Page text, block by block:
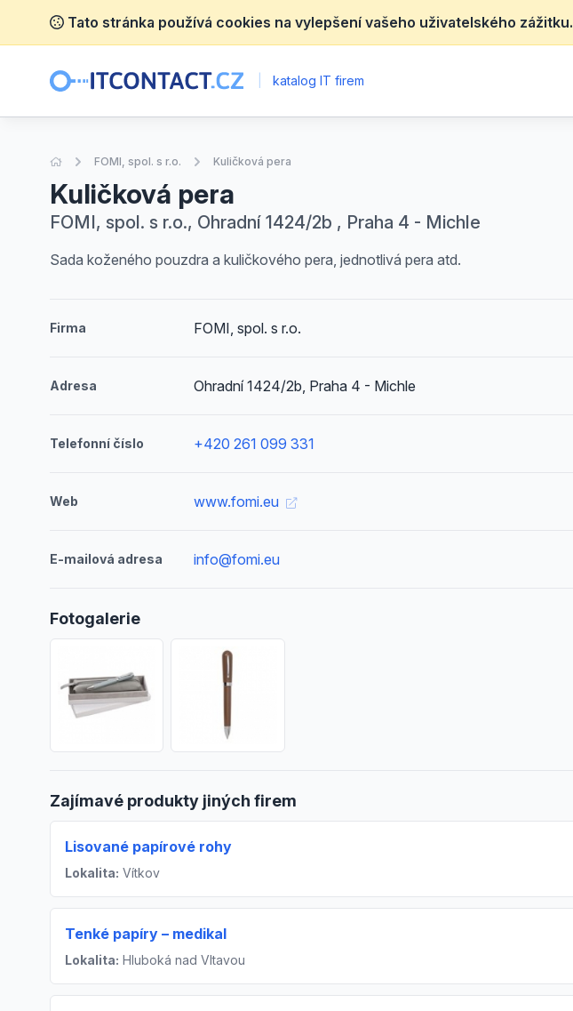
Tato stránka používá cookies na vylepšení vašeho uživatelského zážitku.
katalog IT firem
Úvodní stránka
FOMI, spol. s r.o. Kuličková pera
Kuličková pera
FOMI, spol. s r.o., Ohradní 1424/2b , Praha 4 - Michle
Sada koženého pouzdra a kuličkového pera, jednotlivá pera atd.
Firma FOMI, spol. s r.o.
Adresa Ohradní 1424/2b, Praha 4 - Michle
Telefonní číslo +420 261 099 331
Web www.fomi.eu
E-mailová adresa info@fomi.eu
Fotogalerie
Zajímavé produkty jiných firem
Lisované papírové rohy
Lokalita: Vítkov
Tenké papíry – medikal
Lokalita: Hluboká nad Vltavou